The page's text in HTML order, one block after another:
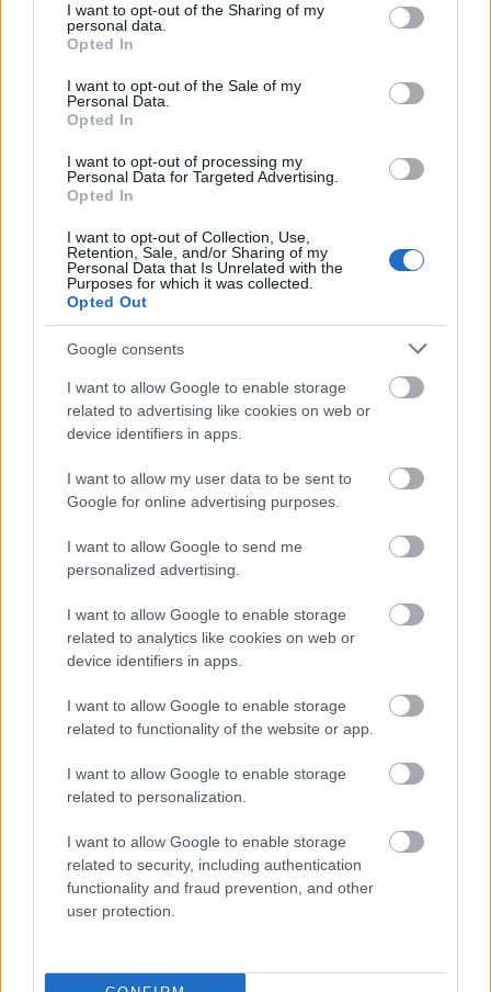
not limited to your visit or usage behaviour. You may click to
grant or deny consent to Google and its third-party tags to
use your data for below specified purposes in below Google
consent section.
I want to opt-out of the Sharing of my
personal data.
Opted In
I want to opt-out of the Sale of my
Personal Data.
Opted In
I want to opt-out of processing my
Personal Data for Targeted Advertising.
Opted In
I want to opt-out of Collection, Use,
Retention, Sale, and/or Sharing of my
Personal Data that Is Unrelated with the
Purposes for which it was collected.
Opted Out
Google consents
I want to allow Google to enable storage
related to advertising like cookies on web or
device identifiers in apps.
I want to allow my user data to be sent to
Google for online advertising purposes.
I want to allow Google to send me
personalized advertising.
I want to allow Google to enable storage
related to analytics like cookies on web or
device identifiers in apps.
I want to allow Google to enable storage
related to functionality of the website or app.
I want to allow Google to enable storage
related to personalization.
I want to allow Google to enable storage
related to security, including authentication
functionality and fraud prevention, and other
user protection.
6 éve
Ha sikerült a fizetés, akkor most stílszerűen FUTHAT
a pénze után.
lcsaszar
6 éve
"Minap akarunk venni egy futócipőt"
Mikor? Tegnap? Most? Majd valamikor? A
napokban? Régebben? A minap? Titokzatos ez a
posztoló...
(Dramaturgiai fogás: nem "mondtam az asszonynak:
vegyünk már egy futócipőt", hanem: "mondom az
asszonynak: vegyünk már egy futócipőt")
ProsTata
Neha kapok ilyen spam-eket en is, ahol ok talalnak
ajanlatukkal.
H sorozatban kezdenek jonni, akkor azok mogott
ugyanaz a ceg all.
olcsobb... Kamu cimre, de a valos titkos
telefonszamom adom meg. Letezo utcat, hogy ne
Es varok....
Rendszerint felhivnak, hogy biztos elirtam a cimet.
Na ilyenkor nemi kielegulest erzek, mert el tudom
oket kuldeni a kurva anyjukba. Megfenyegetem oket,
hogy mindaddig jatszom ezt a bulit, amig nem
felejtik el az adott email cimet!
Ha van leiratkozasi lehetoseg, azt nem hasznalom.